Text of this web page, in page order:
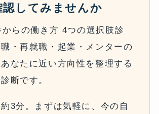
してみませんか
からの働き方 4つの選択肢診
・再就職・起業・メンターの
なたに近い方向性を整理する
断です。
3分。まずは気軽に、今の自